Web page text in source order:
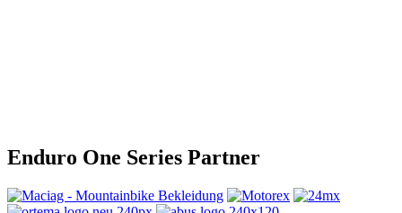
Enduro One Series Partner